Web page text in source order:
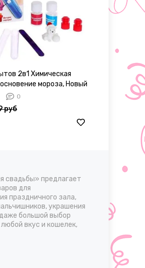
2в1 Химическая
мороза, Новый
0
руб
Набор
свадьбы» предлагает
для
праздничного зала,
украшения
большой выбор
вкус и кошелек,